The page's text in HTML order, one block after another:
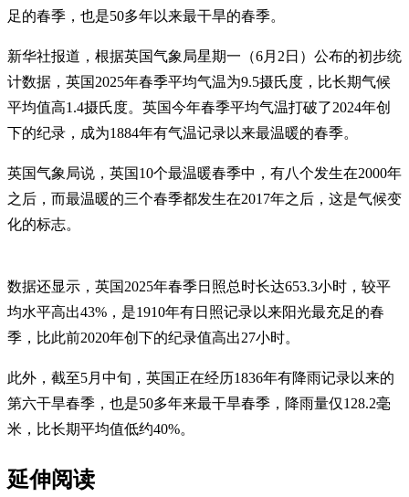
足的春季，也是50多年以来最干旱的春季。
新华社报道，根据英国气象局星期一（6月2日）公布的初步统
计数据，英国2025年春季平均气温为9.5摄氏度，比长期气候
平均值高1.4摄氏度。英国今年春季平均气温打破了2024年创
下的纪录，成为1884年有气温记录以来最温暖的春季。
英国气象局说，英国10个最温暖春季中，有八个发生在2000年
之后，而最温暖的三个春季都发生在2017年之后，这是气候变
化的标志。
数据还显示，英国2025年春季日照总时长达653.3小时，较平
均水平高出43%，是1910年有日照记录以来阳光最充足的春
季，比此前2020年创下的纪录值高出27小时。
此外，截至5月中旬，英国正在经历1836年有降雨记录以来的
第六干旱春季，也是50多年来最干旱春季，降雨量仅128.2毫
米，比长期平均值低约40%。
延伸阅读